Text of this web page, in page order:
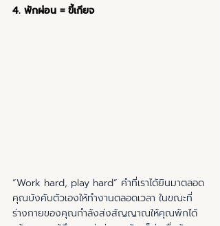
4. พักผ่อน = ขี้เกียจ
“Work hard, play hard” คำที่เราได้ยินมาตลอด
คุณบังคับตัวเองให้ทำงานตลอดเวลา ในขณะที่
ร่างกายของคุณกำลังส่งสัญญาณให้คุณพักได้